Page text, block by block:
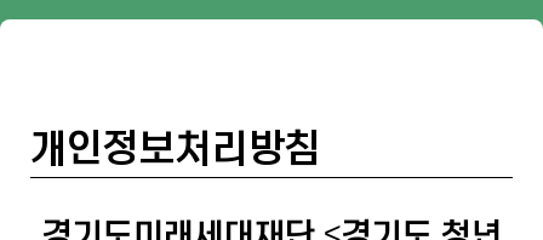
개인정보처리방침
경기도미래세대재단 <경기도 청년